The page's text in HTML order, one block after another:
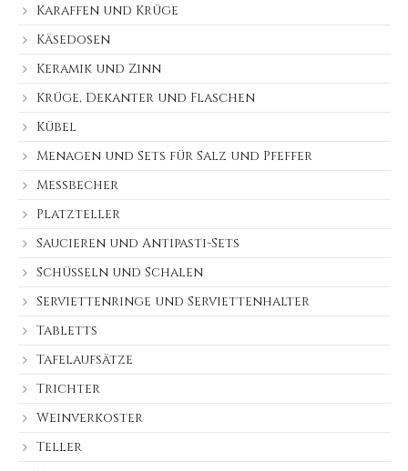
Karaffen und Krüge
Käsedosen
Keramik und Zinn
Krüge, Dekanter und Flaschen
Kübel
Menagen und Sets für Salz und Pfeffer
Messbecher
Platzteller
Saucieren und Antipasti-Sets
Schüsseln und Schalen
Serviettenringe und Serviettenhalter
Tabletts
Tafelaufsätze
Trichter
Weinverkoster
Teller